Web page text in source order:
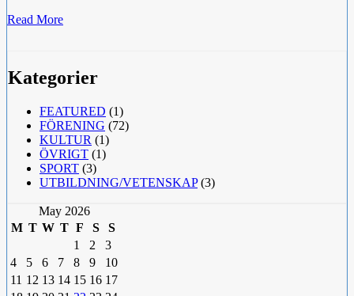
Read More
Kategorier
FEATURED (1)
FÖRENING (72)
KULTUR (1)
ÖVRIGT (1)
SPORT (3)
UTBILDNING/VETENSKAP(3)
May 2026
M T W T F S
S
1
2
3
4
5 6 7 8 9
10
11 12 13 14 15 16 17